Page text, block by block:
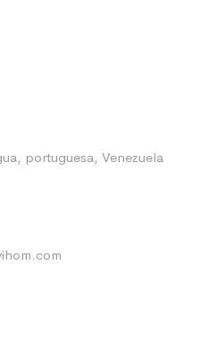
portuguesa, Venezuela